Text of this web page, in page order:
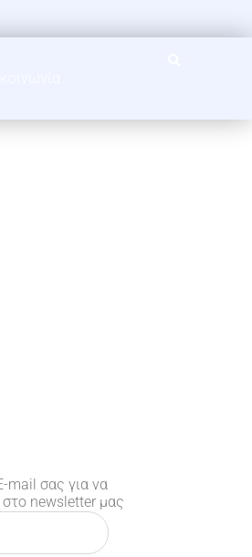
mail σας για να
newsletter μας